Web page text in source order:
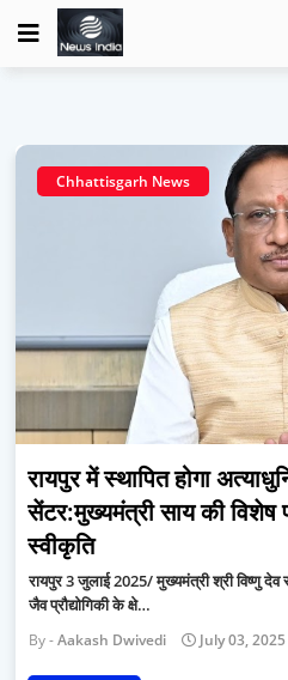
Chhattisgarh News
रायपुर में स्थापित होगा
सेंटर:मुख्यमंत्री साय की
स्वीकृति
रायपुर 3 जुलाई 2025/ मुख्यमंत्री श्री विष्णु देव
जैव प्रौद्योगिकी के क्षे…
Aakash Dwivedi July 03, 2025